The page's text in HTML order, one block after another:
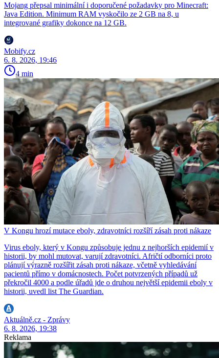
Mojang přepsal minimální i doporučené požadavky pro Minecraft:
Java Edition. Minimum RAM vyskočilo ze 2 GB na 8, u
integrované grafiky dokonce na 12 GB.
Mobify.cz
6. 8. 2026, 19:46
4 min
V Kongu hrozí mutace eboly, zdravotníci rozšíří zásah proti nákaze
Virus eboly, který v Kongu způsobuje jednu z nejhorších epidemií v
historii, by mohl mutovat, varují zdravotníci. Afričtí odborníci proto
plánují výrazně rozšířit zásah proti nákaze, včetně vyhledávání
pacientů přímo v domácnostech. Počet potvrzených případů už
překročil 4000 a podle úřadů jde o druhou největší epidemii eboly v
historii, uvedl list The Guardian.
Aktuálně.cz - Zprávy
6. 8. 2026, 19:38
Reklama